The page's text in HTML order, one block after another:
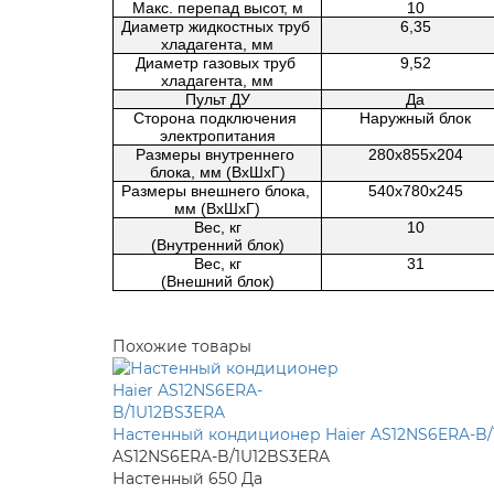
Макс. перепад высот, м
10
Диаметр жидкостных труб
хладагента, мм
6,35
Диаметр газовых труб
хладагента, мм
9,52
Пульт ДУ
Да
Сторона подключения
электропитания
Наружный блок
Размеры внутреннего
блока, мм (ВxШxГ)
280х855х204
Размеры внешнего блока,
мм (ВxШxГ)
540х780х245
Вес, кг
(Внутренний блок)
10
Вес, кг
(Внешний блок)
31
Похожие товары
Настенный кондиционер Haier AS12NS6ERA-B/
AS12NS6ERA-B/1U12BS3ERA
Настенный 650 Да